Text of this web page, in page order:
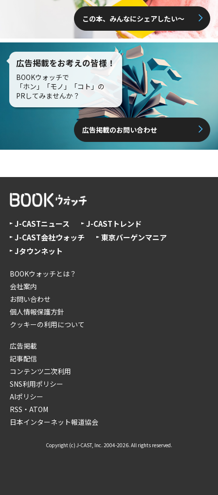
この本、みんなにシェアしたい〜
広告掲載をお考えの皆様！
BOOKウォッチで
「ホン」「モノ」「コト」の
PRしてみませんか？
広告掲載のお問い合わせ
J-CASTニュース
J-CASTトレンド
J-CAST会社ウォッチ
東京バーゲンマニア
Jタウンネット
BOOKウォッチとは？
会社案内
お問い合わせ
個人情報保護方針
クッキーの利用について
広告掲載
記事配信
コンテンツ二次利用
SNS利用ポリシー
AIポリシー
RSS・ATOM
日本インターネット報道協会
Copyright (c) J-CAST, Inc. 2004-2026. All rights reserved.